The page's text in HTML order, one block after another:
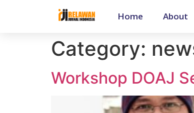
Home About
Category:
Workshop DOAJ